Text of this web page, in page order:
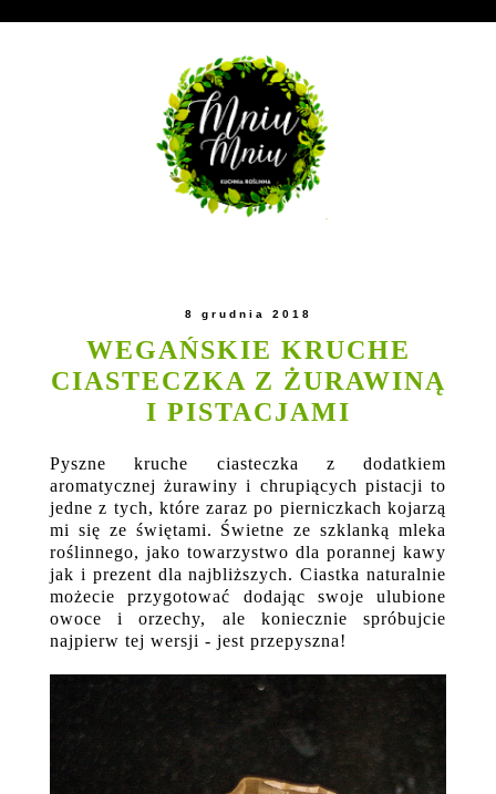
8 grudnia 2018
WEGAŃSKIE KRUCHE
CIASTECZKA Z ŻURAWINĄ
I PISTACJAMI
Pyszne kruche ciasteczka z dodatkiem
aromatycznej żurawiny i chrupiących pistacji to
jedne z tych, które zaraz po pierniczkach kojarzą
mi się ze świętami. Świetne ze szklanką mleka
roślinnego, jako towarzystwo dla porannej kawy
jak i prezent dla najbliższych. Ciastka naturalnie
możecie przygotować dodając swoje ulubione
owoce i orzechy, ale koniecznie spróbujcie
najpierw tej wersji - jest przepyszna!